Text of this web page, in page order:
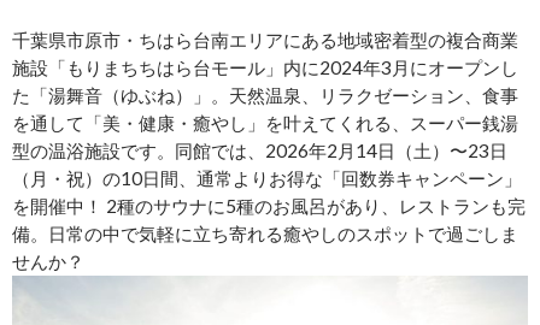
千葉県市原市・ちはら台南エリアにある地域密着型の複合商業
施設「もりまちちはら台モール」内に2024年3月にオープンし
た「湯舞音（ゆぶね）」。天然温泉、リラクゼーション、食事
を通して「美・健康・癒やし」を叶えてくれる、スーパー銭湯
型の温浴施設です。同館では、2026年2月14日（土）〜23日
（月・祝）の10日間、通常よりお得な「回数券キャンペーン」
を開催中！ 2種のサウナに5種のお風呂があり、レストランも完
備。日常の中で気軽に立ち寄れる癒やしのスポットで過ごしま
せんか？